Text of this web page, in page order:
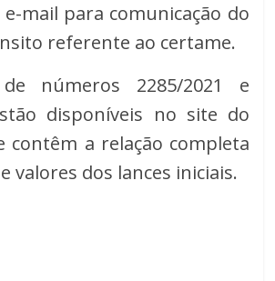
mail para comunicação do
referente ao certame.
números 2285/2021 e
disponíveis no site do
contêm a relação completa
valores dos lances iniciais.